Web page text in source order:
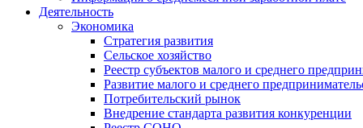
Деятельность
Экономика
Стратегия развития
Сельское хозяйство
Реестр субъектов малого и среднего
Развитие малого и среднего
Потребительский рынок
Внедрение стандарта развития конкуренции